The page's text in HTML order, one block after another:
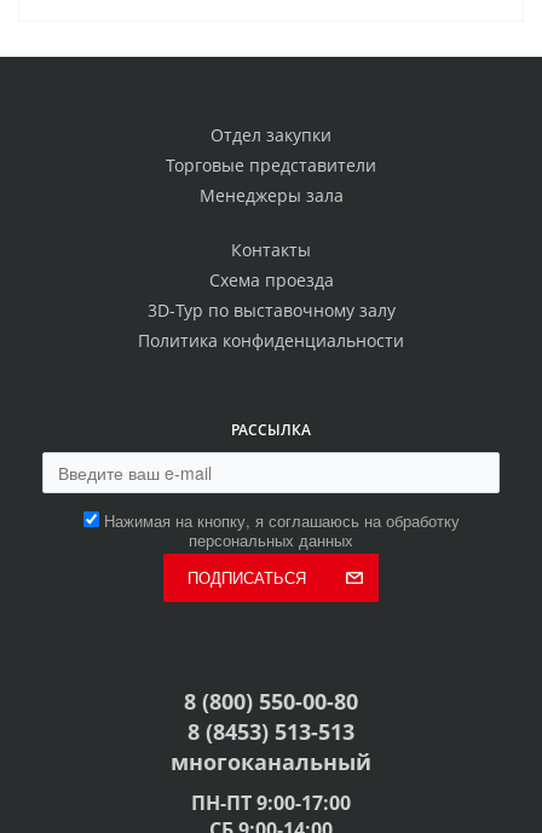
Отдел закупки
Торговые представители
Менеджеры зала
Контакты
Схема проезда
3D-Тур по выставочному залу
Политика конфиденциальности
РАССЫЛКА
Нажимая на кнопку, я соглашаюсь на обработку
персональных данных
ПОДПИСАТЬСЯ
8 (800) 550-00-80
8 (8453) 513-513
многоканальный
ПН-ПТ 9:00-17:00